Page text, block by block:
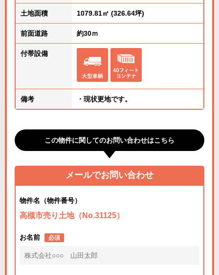
土地面積 1079.81㎡ (326.64坪)
前面道路 約30ｍ
付帯設備
備考 ・現状更地です。
この物件に関してのお問い合わせはこちら
メールでお問い合わせ
物件名（物件番号）
高槻市売り土地（No.31125）
お名前 必須